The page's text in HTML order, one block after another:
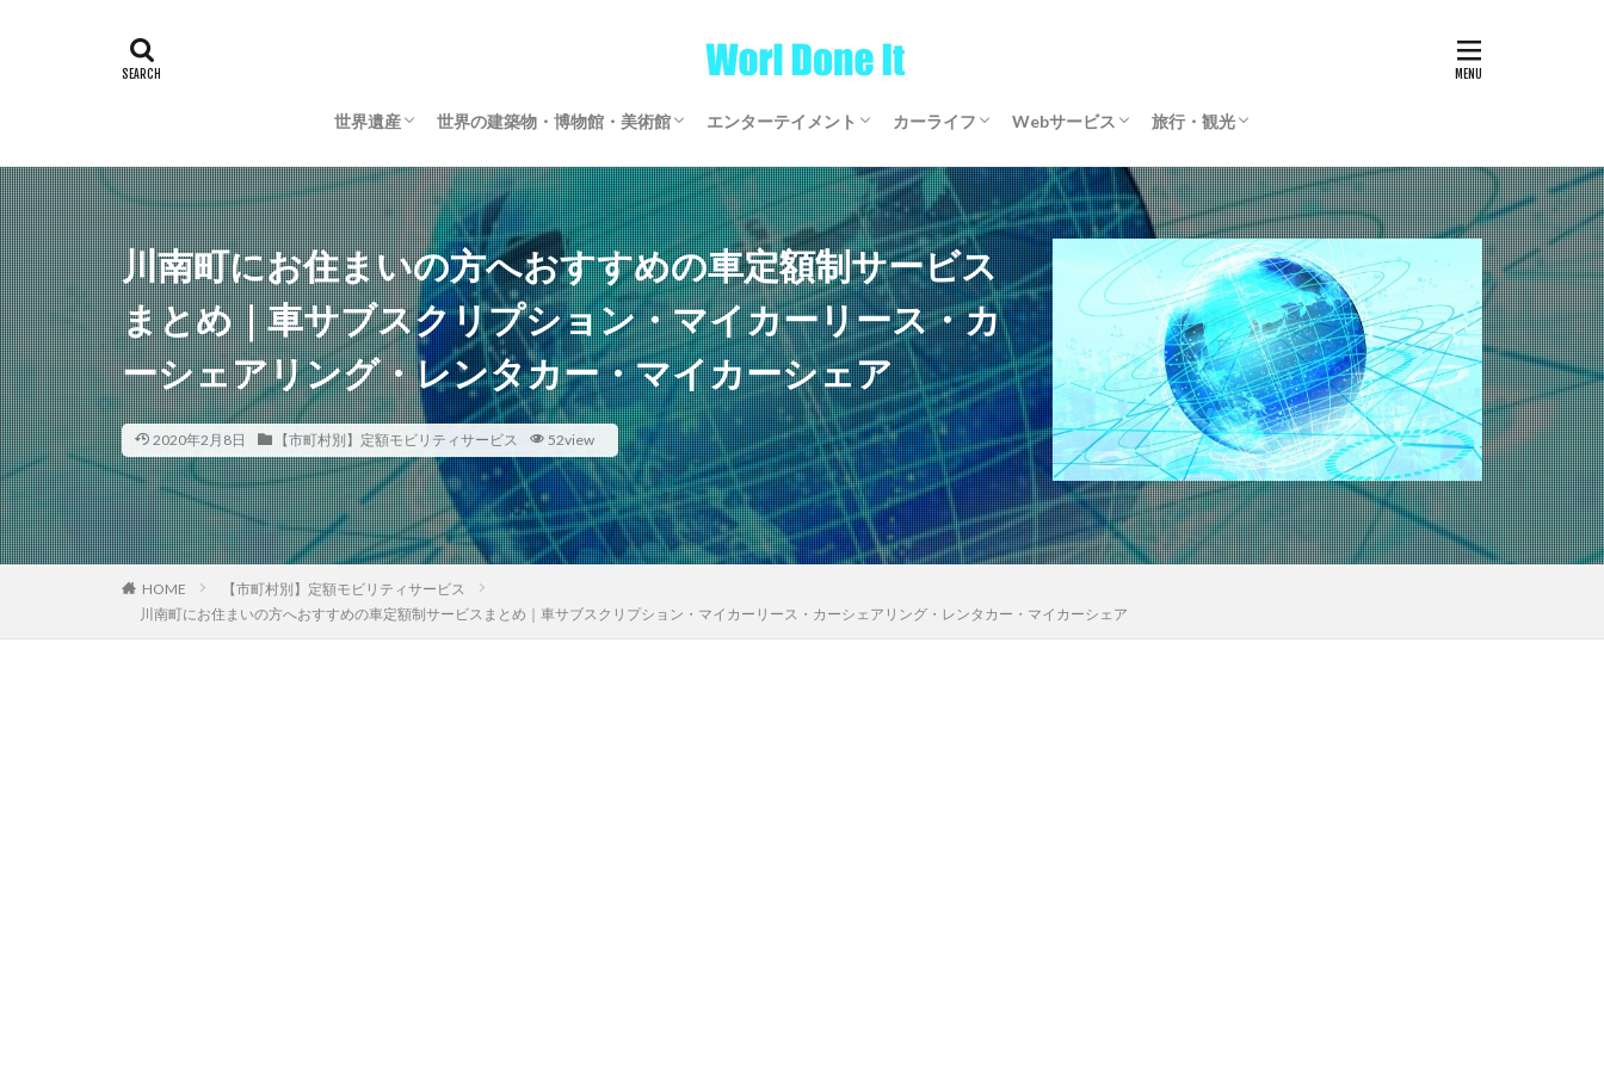
世界遺産
日本の世界遺産
海外の世界遺産
世界の建築物・博物館・美術館
日本の建築物・博物館・美術館
海外の建築物・博物館・美術館
エンターテイメント
ゲーム
文芸・マンガ
映画・アニメ・ドラマ
音楽
カーライフ
サブスクリプション
マイカーリース
カーシェアリング
レンタカー
【全国区】定額モビリティサービス
Webサービス
WordPress
アフィリエイト
仮想通貨
旅行・観光
国内旅行
海外旅行
川南町にお住まいの方へおすすめの車定額制サービス
まとめ｜車サブスクリプション・マイカーリース・カ
ーシェアリング・レンタカー・マイカーシェア
2020年2月8日 【市町村別】定額モビリティサービス 52view
HOME
【市町村別】定額モビリティサービス
川南町にお住まいの方へおすすめの車定額制サービスまとめ｜車サブスクリプション・マイカーリース・カーシェアリング・レンタカー・マイカーシェア